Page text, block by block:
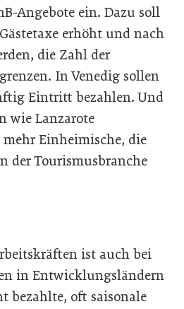
Angebote ein. Dazu soll
erhöht und nach
die Zahl der
In Venedig sollen
Eintritt bezahlen. Und
wie Lanzarote
Einheimische, die
der Tourismusbranche
ist auch bei
in Entwicklungsländern
bezahlte, oft saisonale